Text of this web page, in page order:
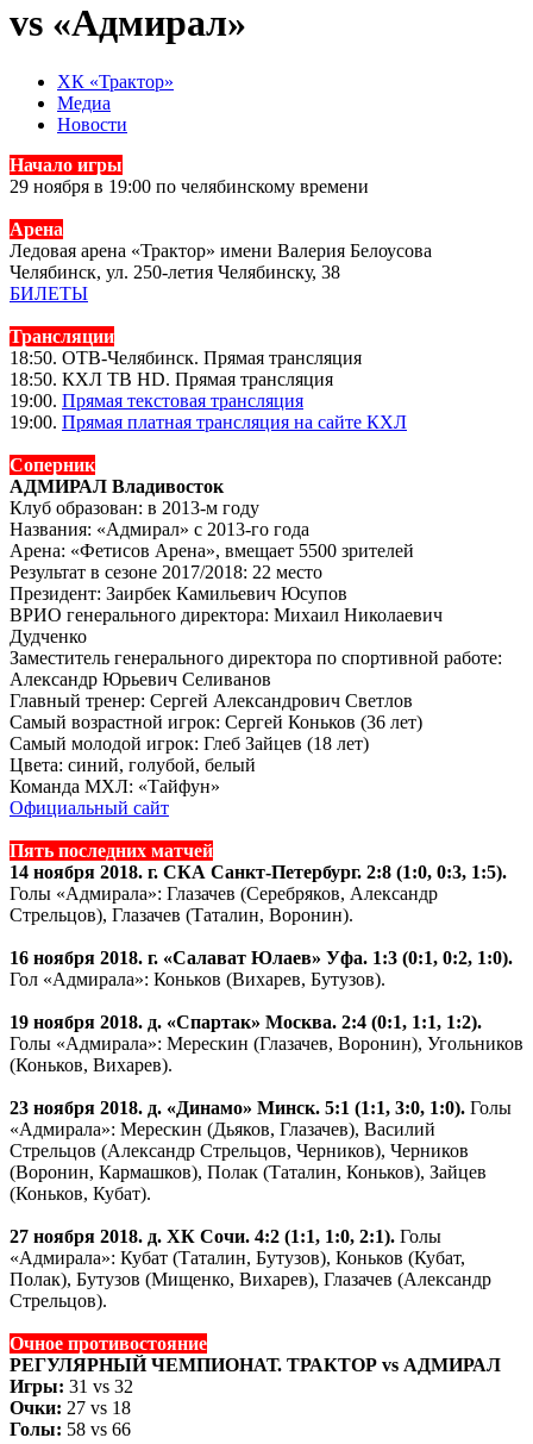
vs «Адмирал»
ХК «Трактор»
Медиа
Новости
Начало игры
29 ноября в 19:00 по челябинскому времени
Арена
Ледовая арена «Трактор» имени Валерия Белоусова
Челябинск, ул. 250-летия Челябинску, 38
БИЛЕТЫ
Трансляции
18:50. ОТВ-Челябинск. Прямая трансляция
18:50. КХЛ ТВ HD. Прямая трансляция
19:00. Прямая текстовая трансляция
19:00. Прямая платная трансляция на сайте КХЛ
Соперник
АДМИРАЛ Владивосток
Клуб образован: в 2013-м году
Названия: «Адмирал» с 2013-го года
Арена: «Фетисов Арена», вмещает 5500 зрителей
Результат в сезоне 2017/2018: 22 место
Президент: Заирбек Камильевич Юсупов
ВРИО генерального директора: Михаил Николаевич
Дудченко
Заместитель генерального директора по спортивной работе:
Александр Юрьевич Селиванов
Главный тренер: Сергей Александрович Светлов
Самый возрастной игрок: Сергей Коньков (36 лет)
Самый молодой игрок: Глеб Зайцев (18 лет)
Цвета: синий, голубой, белый
Команда МХЛ: «Тайфун»
Официальный сайт
Пять последних матчей
14 ноября 2018. г. СКА Санкт-Петербург. 2:8 (1:0, 0:3, 1:5).
Голы «Адмирала»: Глазачев (Серебряков, Александр
Стрельцов), Глазачев (Таталин, Воронин).
16 ноября 2018. г. «Салават Юлаев» Уфа. 1:3 (0:1, 0:2, 1:0).
Гол «Адмирала»: Коньков (Вихарев, Бутузов).
19 ноября 2018. д. «Спартак» Москва. 2:4 (0:1, 1:1, 1:2).
Голы «Адмирала»: Мерескин (Глазачев, Воронин), Угольников
(Коньков, Вихарев).
23 ноября 2018. д. «Динамо» Минск. 5:1 (1:1, 3:0, 1:0). Голы
«Адмирала»: Мерескин (Дьяков, Глазачев), Василий
Стрельцов (Александр Стрельцов, Черников), Черников
(Воронин, Кармашков), Полак (Таталин, Коньков), Зайцев
(Коньков, Кубат).
27 ноября 2018. д. ХК Сочи. 4:2 (1:1, 1:0, 2:1). Голы
«Адмирала»: Кубат (Таталин, Бутузов), Коньков (Кубат,
Полак), Бутузов (Мищенко, Вихарев), Глазачев (Александр
Стрельцов).
Очное противостояние
РЕГУЛЯРНЫЙ ЧЕМПИОНАТ. ТРАКТОР vs АДМИРАЛ
Игры: 31 vs 32
Очки: 27 vs 18
Голы: 58 vs 66